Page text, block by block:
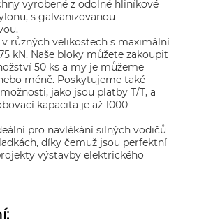
vyrobené z odolné hliníkové
s galvanizovanou
různých velikostech s maximální
kN. Naše bloky můžete zakoupit
50 ks a my je můžeme
méně. Poskytujeme také
jako jsou platby T/T, a
kapacita je až 1000
pro navlékání silných vodičů
díky čemuž jsou perfektní
výstavby elektrického